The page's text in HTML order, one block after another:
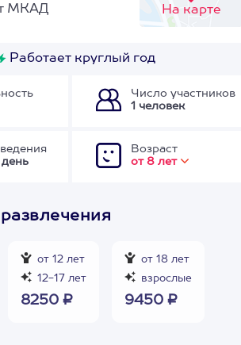
На карте
МКАД
Работает круглый год
Число участников
1 человек
Возраст
от 8 лет
от 12 лет
12-17 лет
8250 ₽
от 18 лет
взрослые
9450 ₽